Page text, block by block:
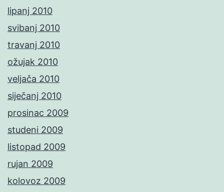
lipanj 2010
svibanj 2010
travanj 2010
ožujak 2010
veljača 2010
siječanj 2010
prosinac 2009
studeni 2009
listopad 2009
rujan 2009
kolovoz 2009